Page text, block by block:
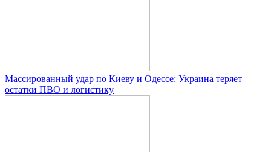
Массированный удар по Киеву и Одессе: Украина теряет
остатки ПВО и логистику